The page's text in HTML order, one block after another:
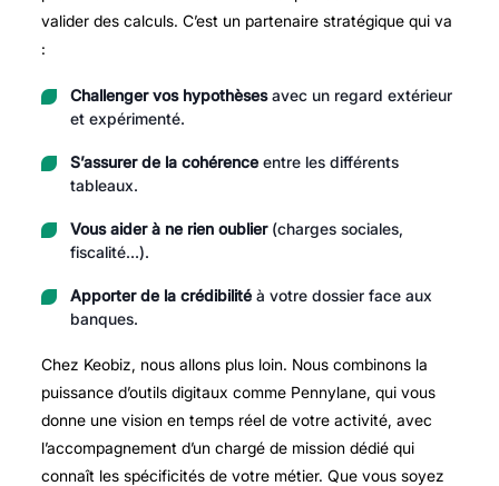
valider des calculs. C’est un partenaire stratégique qui va
:
Challenger vos hypothèsesavec un regard extérieur
et expérimenté.
S’assurer de la cohérenceentre les différents
tableaux.
Vous aider à ne rien oublier(charges sociales,
fiscalité…).
Apporter de la crédibilitéà votre dossier face aux
banques.
Chez Keobiz, nous allons plus loin. Nous combinons la
puissance d’outils digitaux comme Pennylane, qui vous
donne une vision en temps réel de votre activité, avec
l’accompagnement d’un chargé de mission dédié qui
connaît les spécificités de votre métier. Que vous soyez